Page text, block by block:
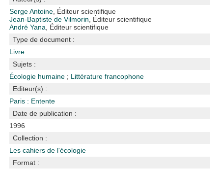
Serge Antoine , Éditeur scientifique
Jean-Baptiste de Vilmorin , Éditeur scientifique
André Yana , Éditeur scientifique
Type de document :
Livre
Sujets :
Écologie humaine ; Littérature francophone
Editeur(s) :
Paris : Entente
Date de publication :
1996
Collection :
Les cahiers de l'écologie
Format :